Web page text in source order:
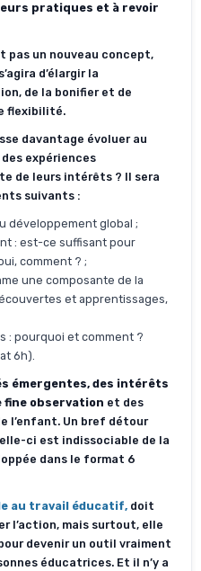
pratiques et à revoir
pas un nouveau concept,
d’élargir la
de la bonifier et de
flexibilité.
davantage évoluer au
expériences
de leurs intérêts ? Il sera
suivants :
développement global ;
: est-ce suffisant pour
comment ? ;
une composante de la
et apprentissages,
: pourquoi et comment ?
6h).
émergentes, des intérêts
fine observation et des
l’enfant. Un bref détour
ci est indissociable de la
dans le format 6
au travail éducatif, doit
l’action, mais surtout, elle
devenir un outil vraiment
éducatrices. Et il n’y a